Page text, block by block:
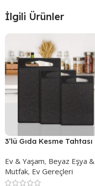
İlgili Ürünler
3’lü Gıda Kesme Tahtası
Ev & Yaşam, Beyaz Eşya &
Mutfak, Ev Gereçleri